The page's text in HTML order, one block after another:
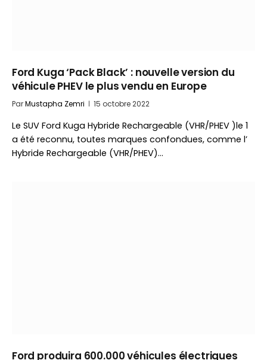
Ford Kuga ‘Pack Black’ : nouvelle version du
véhicule PHEV le plus vendu en Europe
ParMustapha Zemri 15 octobre 2022
Le SUV Ford Kuga Hybride Rechargeable (VHR/PHEV )le 1
a été reconnu, toutes marques confondues, comme l’
Hybride Rechargeable (VHR/PHEV)…
Ford produira 600.000 véhicules électriques